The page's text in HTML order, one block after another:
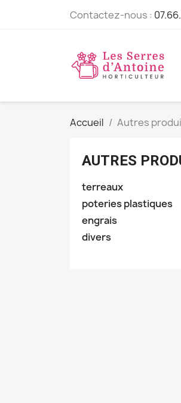
Contactez-nous :
Accueil Autres
AUTRES
terreaux
poteries plastiques
engrais
divers